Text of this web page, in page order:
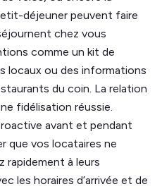
déjeuner peuvent faire
chez vous
comme un kit de
locaux ou des informations
du coin. La relation
fidélisation réussie.
avant et pendant
que vos locataires ne
rapidement à leurs
les horaires d’arrivée et de